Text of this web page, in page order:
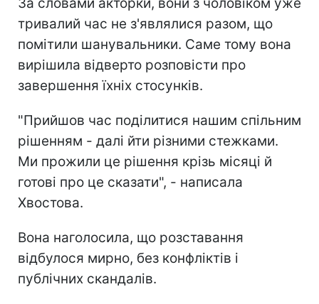
За словами акторки, вони з чоловіком уже
тривалий час не з'являлися разом, що
помітили шанувальники. Саме тому вона
вирішила відверто розповісти про
завершення їхніх стосунків.
"Прийшов час поділитися нашим спільним
рішенням - далі йти різними стежками.
Ми прожили це рішення крізь місяці й
готові про це сказати", - написала
Хвостова.
Вона наголосила, що розставання
відбулося мирно, без конфліктів і
публічних скандалів.